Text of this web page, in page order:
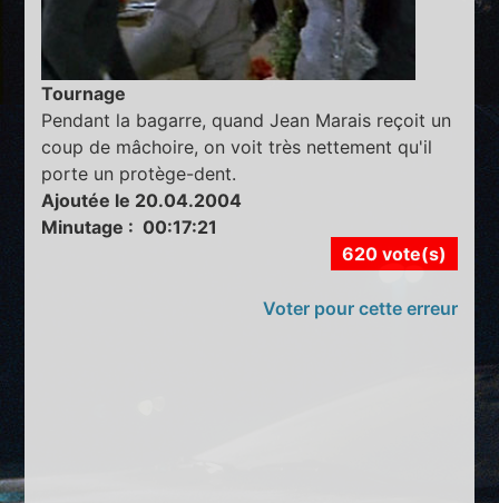
Tournage
Pendant la bagarre, quand Jean Marais reçoit un
coup de mâchoire, on voit très nettement qu'il
porte un protège-dent.
Ajoutée le 20.04.2004
Minutage : 00:17:21
620 vote(s)
Voter pour cette erreur